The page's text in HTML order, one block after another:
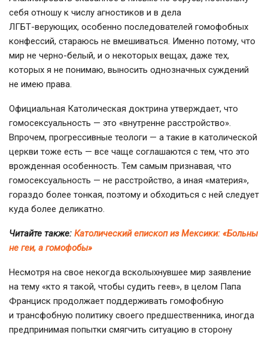
себя отношу к числу агностиков и в дела
ЛГБТ-верующих, особенно последователей гомофобных
конфессий, стараюсь не вмешиваться. Именно потому, что
мир не черно-белый, и о некоторых вещах, даже тех,
которых я не понимаю, выносить однозначных суждений
не имею права.
Официальная Католическая доктрина утверждает, что
гомосексуальность — это «внутренне расстройство».
Впрочем, прогрессивные теологи — а такие в католической
церкви тоже есть — все чаще соглашаются с тем, что это
врожденная особенность. Тем самым признавая, что
гомосексуальность — не расстройство, а иная «материя»,
гораздо более тонкая, поэтому и обходиться с ней следует
куда более деликатно.
Читайте также: Католический епископ из Мексики: «Больны
не геи, а гомофобы»
Несмотря на свое некогда всколыхнувшее мир заявление
на тему «кто я такой, чтобы судить геев», в целом Папа
Франциск продолжает поддерживать гомофобную
и трансфобную политику своего предшественника, иногда
предпринимая попытки смягчить ситуацию в сторону